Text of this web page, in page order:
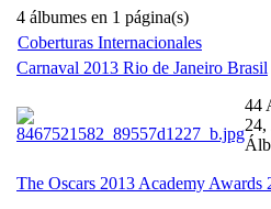
4 álbumes en 1 página(s)
Coberturas Internacionales
Carnaval 2013 Rio de Janeiro Brasil
44
24,
The Oscars 2013 Academy Awards